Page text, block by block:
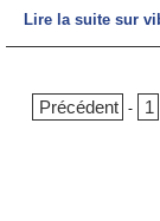
Lire la suite sur
Précédent - 1